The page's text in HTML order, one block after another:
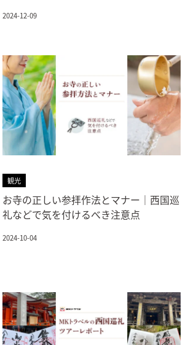
2024-12-09
観光
お寺の正しい参拝作法とマナー｜西国巡
礼などで気を付けるべき注意点
2024-10-04